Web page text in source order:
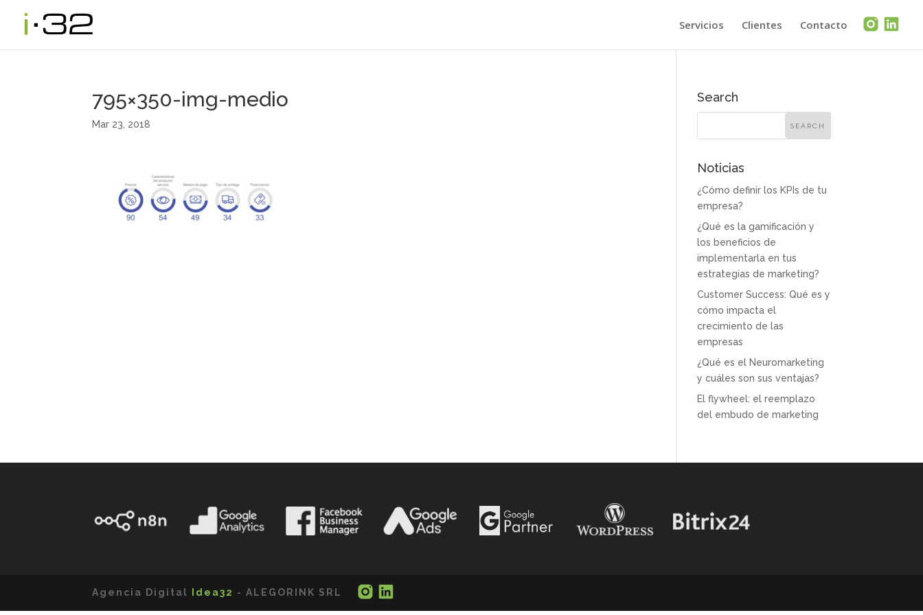
Servicios Clientes Contacto
795×350-img-medio
Mar 23, 2018
Search
Noticias
¿Cómo definir los KPIs de tu
empresa?
¿Qué es la gamificación y
los beneficios de
implementarla en tus
estrategias de marketing?
Customer Success: Qué es y
cómo impacta el
crecimiento de las
empresas
¿Qué es el Neuromarketing
y cuáles son sus ventajas?
El flywheel: el reemplazo
del embudo de marketing
Agencia Digital Idea32 - ALEGORINK SRL